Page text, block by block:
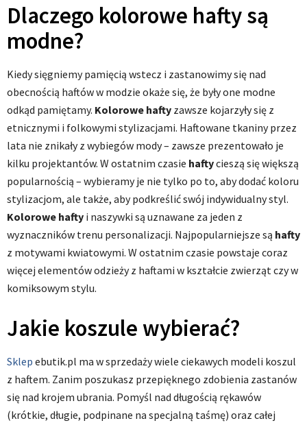
Dlaczego kolorowe hafty są
modne?
Kiedy sięgniemy pamięcią wstecz i zastanowimy się nad
obecnością haftów w modzie okaże się, że były one modne
odkąd pamiętamy. Kolorowe hafty zawsze kojarzyły się z
etnicznymi i folkowymi stylizacjami. Haftowane tkaniny przez
lata nie znikały z wybiegów mody – zawsze prezentowało je
kilku projektantów. W ostatnim czasie haftycieszą się większą
popularnością – wybieramy je nie tylko po to, aby dodać koloru
stylizacjom, ale także, aby podkreślić swój indywidualny styl.
Kolorowe hafty i naszywki są uznawane za jeden z
wyznaczników trenu personalizacji. Najpopularniejsze są hafty
z motywami kwiatowymi. W ostatnim czasie powstaje coraz
więcej elementów odzieży z haftami w kształcie zwierząt czy w
komiksowym stylu.
Jakie koszule wybierać?
Sklep ebutik.pl ma w sprzedaży wiele ciekawych modeli koszul
z haftem. Zanim poszukasz przepięknego zdobienia zastanów
się nad krojem ubrania. Pomyśl nad długością rękawów
(krótkie, długie, podpinane na specjalną taśmę) oraz całej